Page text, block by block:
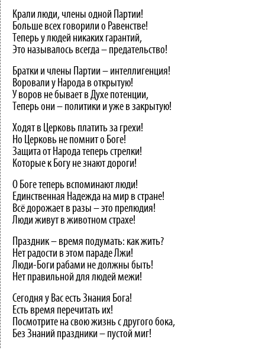
Крали люди, члены одной Партии!
Больше всех говорили о Равенстве!
Теперь у людей никаких гарантий,
Это называлось всегда – предательство!
Братки и члены Партии – интеллигенция!
Воровали у Народа в открытую!
У воров не бывает в Духе потенции,
Теперь они – политики и уже в закрытую!
Ходят в Церковь платить за грехи!
Но Церковь не помнит о Боге!
Защита от Народа теперь стрелки!
Которые к Богу не знают дороги!
О Боге теперь вспоминают люди!
Единственная Надежда на мир в стране!
Всё дорожает в разы – это прелюдия!
Люди живут в животном страхе!
Праздник – время подумать: как жить?
Нет радости в этом параде Лжи!
Люди-Боги рабами не должны быть!
Нет правильной для людей межи!
Сегодня у Вас есть Знания Бога!
Есть время перечитать их!
Посмотрите на свою жизнь с другого бока,
Без Знаний праздники – пустой миг!